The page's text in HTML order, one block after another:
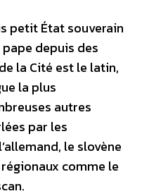
petit État souverain
depuis des
la Cité est le latin,
la plus
autres
par les
le slovène
comme le